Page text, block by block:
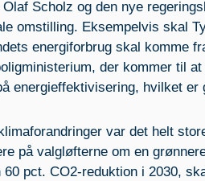
Scholz og den nye
omstilling. Eksempelvis skal
energiforbrug skal komme
der kommer til
energieffektivisering, hvilket er
var det helt
på valgløfterne om en
60 pct. CO2-reduktion i 2030,